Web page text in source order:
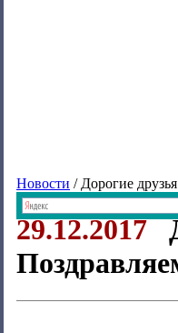
Новости / Дорогие
29.12.2017